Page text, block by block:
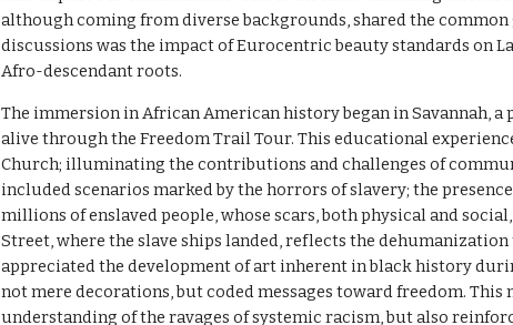
although coming from diverse backgrounds, shared the
discussions was the impact of Eurocentric beauty standards
Afro-descendant roots.
The immersion in African American history began in Savannah,
alive through the Freedom Trail Tour. This educational
Church; illuminating the contributions and challenges of
included scenarios marked by the horrors of slavery; the
millions of enslaved people, whose scars, both physical and
Street, where the slave ships landed, reflects the
appreciated the development of art inherent in black history
not mere decorations, but coded messages toward freedom.
understanding of the ravages of systemic racism, but also